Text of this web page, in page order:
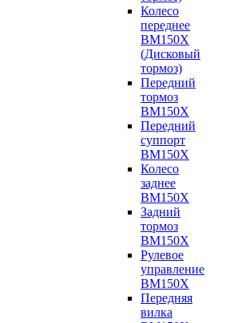
Колесо
переднее
BM150X
(Дисковый
тормоз)
Передний
тормоз
BM150X
Передний
суппорт
BM150X
Колесо
заднее
BM150X
Задний
тормоз
BM150X
Рулевое
управление
BM150X
Передняя
вилка